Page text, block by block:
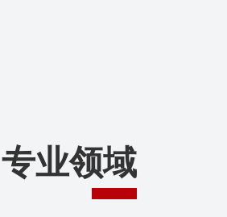
专业领域